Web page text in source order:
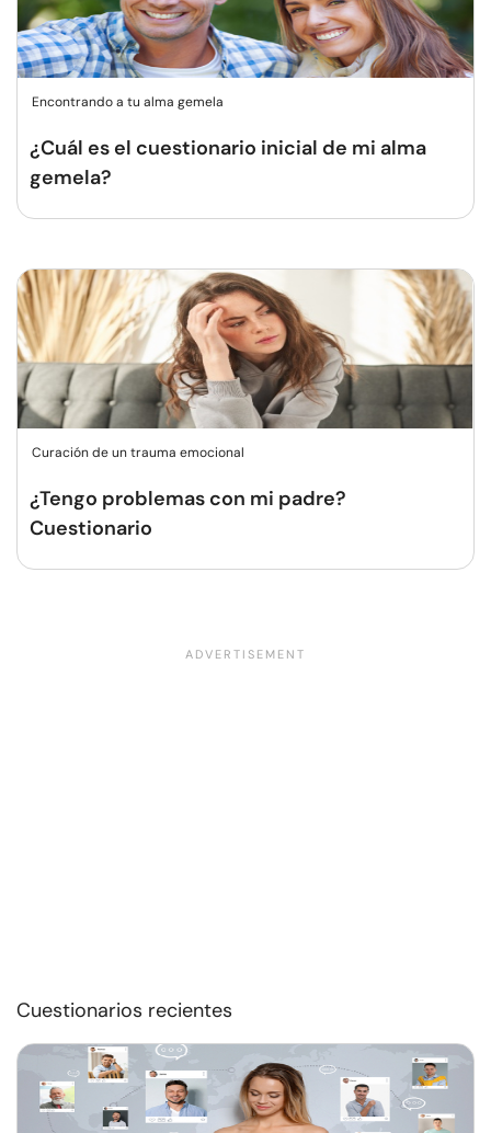
Encontrando a tu alma gemela
¿Cuál es el cuestionario inicial de mi alma
gemela?
Curación de un trauma emocional
¿Tengo problemas con mi padre?
Cuestionario
Cuestionarios recientes